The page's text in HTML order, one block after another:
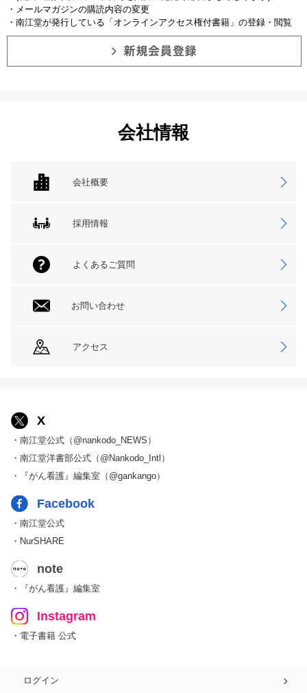
・メールマガジンの購読内容の変更
・南江堂が発行している「オンラインアクセス権付書籍」の登録・閲覧
会社情報
会社概要
採用情報
よくあるご質問
お問い合わせ
アクセス
X
・南江堂公式（@nankodo_NEWS）
・南江堂洋書部公式（@Nankodo_Intl）
・『がん看護』編集室（@gankango）
Facebook
・南江堂公式
・NurSHARE
note
・『がん看護』編集室
Instagram
・電子書籍 公式
ログイン